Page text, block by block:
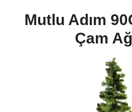
Mutlu Adım
Çam